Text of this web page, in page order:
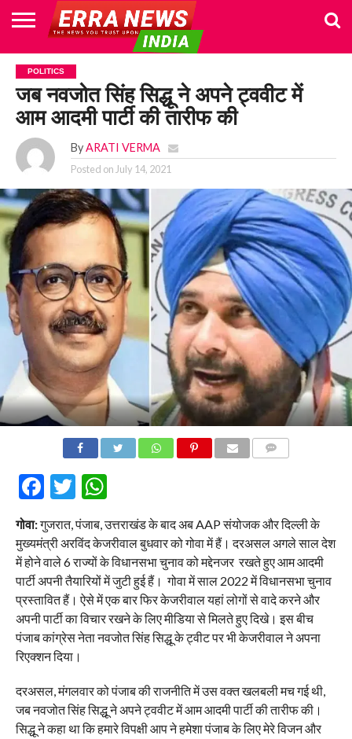
HOME
POLITICS
NEWS
BUSINESS
CULTURE
NATIONAL
SPORTS
LIFESTYLE
TRAVEL
OPINION
BREAKING
NEWS
ENTERTAINMENT
WORLD
CRIME
JOIN
US
POLITICS
जब नवजोत सिंह सिद्धू ने अपने ट्ववीट में
आम आदमी पार्टी की तारीफ की
By ARATI VERMA
Posted on July 14, 2021
Facebook
Twitter
WhatsApp
गोवा:गुजरात, पंजाब, उत्तराखंड के बाद अब AAP संयोजक और दिल्ली के
मुख्यमंत्री अरविंद केजरीवाल बुधवार को गोवा में हैं। दरअसल अगले साल देश
में होने वाले 6 राज्यों के विधानसभा चुनाव को मद्देनजर रखते हुए आम आदमी
पार्टी अपनी तैयारियों में जुटी हुई हैं। गोवा में साल 2022 में विधानसभा चुनाव
प्रस्तावित हैं। ऐसे में एक बार फिर केजरीवाल यहां लोगों से वादे करने और
अपनी पार्टी का विचार रखने के लिए मीडिया से मिलते हुए दिखे। इस बीच
पंजाब कांग्रेस नेता नवजोत सिंह सिद्धू के ट्वीट पर भी केजरीवाल ने अपना
रिएक्शन दिया।
दरअसल, मंगलवार को पंजाब की राजनीति में उस वक्त खलबली मच गई थी,
जब नवजोत सिंह सिद्धू ने अपने ट्ववीट में आम आदमी पार्टी की तारीफ की।
सिद्धू ने कहा था कि हमारे विपक्षी आप ने हमेशा पंजाब के लिए मेरे विजन और